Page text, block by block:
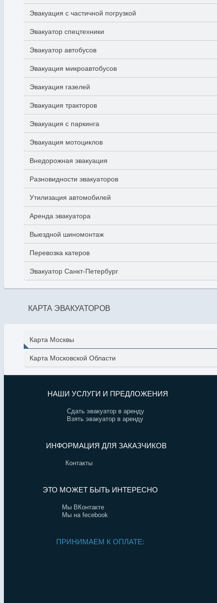
Эвакуация с частичной погрузкой
Эвакуатор спецтехники
Эвакуатор автобусов
Эвакуация микроавтобусов
Эвакуация газелей
Эвакуация тракторов
Эвакуация с паркинга
Эвакуация мотоциклов
Внедорожная эвакуация
Разновидности эвакуаторов
Утилизация автомобилей
Аренда эвакуатора
Выездной шиномонтаж
Перевозка катеров
Эвакуатор Санкт-Петербург
КАРТА ЭВАКУАТОРОВ
Карта Москвы
Карта Московской Области
НАШИ УСЛУГИ И ПРЕДЛОЖЕНИЯ
Сдать эвакуатор в аренду
Взять эвакуатор в аренду
ИНФОРМАЦИЯ ДЛЯ ЗАКАЗЧИКОВ
Контакты
ЭТО МОЖЕТ БЫТЬ ИНТЕРЕСНО
Мы ВКонтакте
Мы на fecebook
ПРИНИМАЕМ К ОПЛАТЕ: